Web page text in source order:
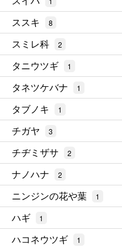
ススキ 8
スミレ科 2
タニウツギ 1
タネツケバナ 1
タブノキ 1
チガヤ 3
チヂミザサ 2
ナノハナ 2
ニンジンの花や葉 1
ハギ 1
ハコネウツギ 1